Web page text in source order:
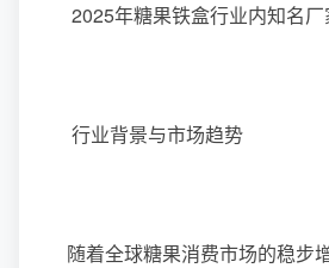
2025年糖果铁盒行业内知名
行业背景与市场趋势
随着全球糖果消费市场的稳步